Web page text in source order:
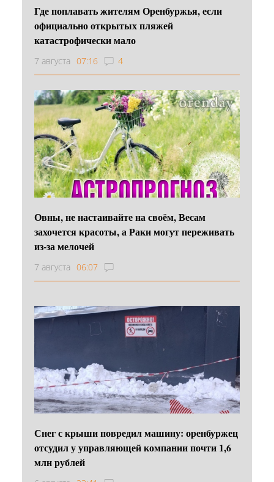
Где поплавать жителям Оренбуржья, если
официально открытых пляжей
катастрофически мало
7 августа 07:16 4
Овны, не настаивайте на своём, Весам
захочется красоты, а Раки могут переживать
из-за мелочей
7 августа 06:07
Снег с крыши повредил машину: оренбуржец
отсудил у управляющей компании почти 1,6
млн рублей